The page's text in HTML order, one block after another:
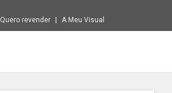
Quero revender A Meu Visual